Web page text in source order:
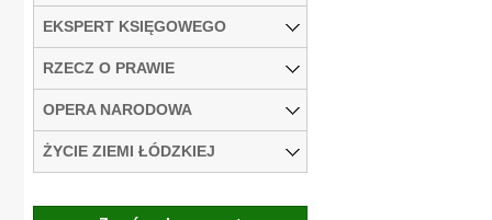
EKSPERT KSIĘGOWEGO
RZECZ O PRAWIE
OPERA NARODOWA
ŻYCIE ZIEMI ŁÓDZKIEJ